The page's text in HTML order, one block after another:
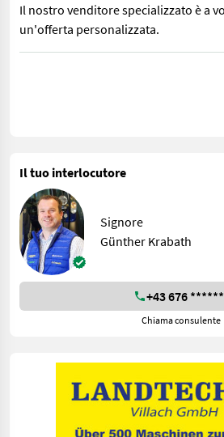
Il nostro venditore specializzato è a
un'offerta personalizzata.
Falciatrice a motore Aebi CC 150
Il tuo interlocutore
Signore
Günther Krabath
+43 676
Chiama consulente